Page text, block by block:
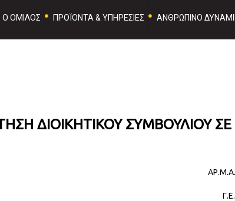
Ο ΟΜΙΛΟΣ ΠΡΟΪΟΝΤΑ & ΥΠΗΡΕΣΙΕΣ ΑΝΘΡΩΠΙΝΟ
ΔΙΟΙΚΗΤΙΚΟΥ ΣΥΜΒΟΥΛΙΟΥ